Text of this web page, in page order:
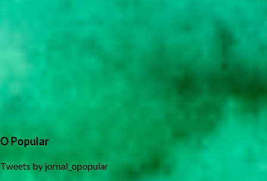
O Popular
Tweets by jornal_opopular